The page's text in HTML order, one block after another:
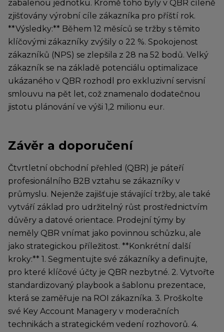
zabalenou jednotku. Kromě toho byly v QBR cíleně
zjišťovány výrobní cíle zákazníka pro příští rok.
**Výsledky:** Během 12 měsíců se tržby s těmito
klíčovými zákazníky zvýšily o 22 %. Spokojenost
zákazníků (NPS) se zlepšila z 28 na 52 bodů. Velký
zákazník se na základě potenciálu optimalizace
ukázaného v QBR rozhodl pro exkluzivní servisní
smlouvu na pět let, což znamenalo dodatečnou
jistotu plánování ve výši 1,2 milionu eur.
Závěr a doporučení
Čtvrtletní obchodní přehled (QBR) je páteří
profesionálního B2B vztahu se zákazníky v
průmyslu. Nejenže zajišťuje stávající tržby, ale také
vytváří základ pro udržitelný růst prostřednictvím
důvěry a datové orientace. Prodejní týmy by
neměly QBR vnímat jako povinnou schůzku, ale
jako strategickou příležitost. **Konkrétní další
kroky:** 1. Segmentujte své zákazníky a definujte,
pro které klíčové účty je QBR nezbytné. 2. Vytvořte
standardizovaný playbook a šablonu prezentace,
která se zaměřuje na ROI zákazníka. 3. Proškolte
své Key Account Managery v moderačních
technikách a strategickém vedení rozhovorů. 4.